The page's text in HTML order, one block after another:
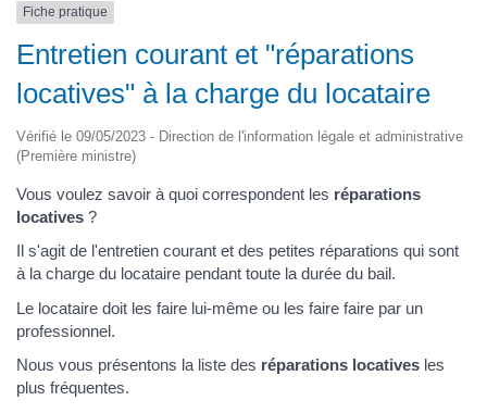
Fiche pratique
Entretien courant et "réparations
locatives" à la charge du locataire
Vérifié le 09/05/2023 - Direction de l'information légale et administrative
(Première ministre)
Vous voulez savoir à quoi correspondent les réparations
locatives ?
Il s'agit de l'entretien courant et des petites réparations qui sont
à la charge du locataire pendant toute la durée du bail.
Le locataire doit les faire lui-même ou les faire faire par un
professionnel.
Nous vous présentons la liste des réparations locatives les
plus fréquentes.